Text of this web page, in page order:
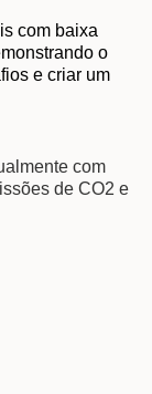
com baixa
o
e criar um